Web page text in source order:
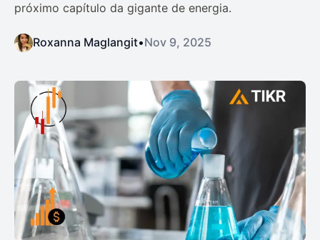
próximo capítulo da gigante de energia.
Roxanna Maglangit•Nov 9, 2025